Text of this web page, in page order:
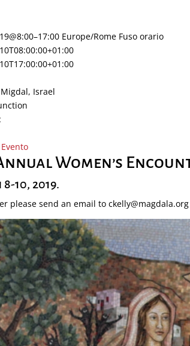
Europe/Rome Fuso orario
Israel
Women’s
10, 2019.
please send an email to ckelly@magdala.org